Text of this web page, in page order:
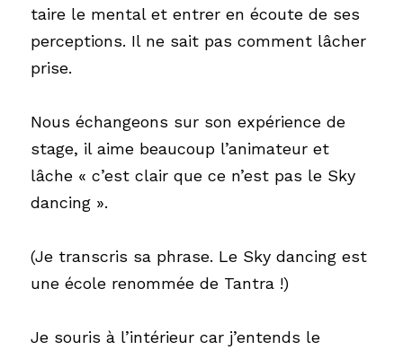
taire le mental et entrer en écoute de ses
perceptions. Il ne sait pas comment lâcher
prise.
Nous échangeons sur son expérience de
stage, il aime beaucoup l’animateur et
lâche « c’est clair que ce n’est pas le Sky
dancing ».
(Je transcris sa phrase. Le Sky dancing est
une école renommée de Tantra !)
Je souris à l’intérieur car j’entends le